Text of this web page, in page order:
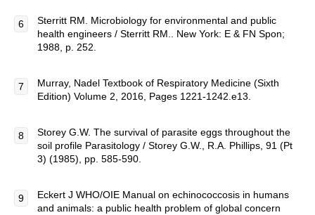
Sterritt RM. Microbiology for environmental and public
health engineers / Sterritt RM.. New York: E & FN Spon;
1988, p. 252.
Murray, Nadel Textbook of Respiratory Medicine (Sixth
Edition) Volume 2, 2016, Pages 1221-1242.e13.
Storey G.W. The survival of parasite eggs throughout the
soil profile Parasitology / Storey G.W., R.A. Phillips, 91 (Pt
3) (1985), pp. 585-590.
Eckert J WHO/OIE Manual on echinococcosis in humans
and animals: a public health problem of global concern